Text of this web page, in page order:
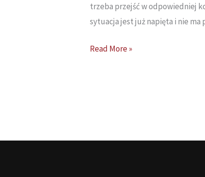
trzeba przejść w odpowiedniej
sytuacja jest już napięta i nie
Jak
Read More »